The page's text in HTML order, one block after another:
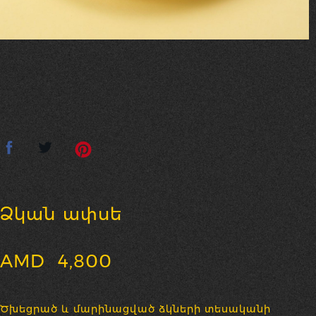
Ձկան ափսե
AMD 4,800
Ծխեցրած և մարինացված ձկների տեսականի